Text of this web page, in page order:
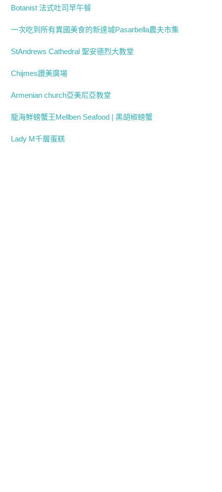
Botanist 法式吐司早午餐
一次吃到所有異國美食的新達城Pasarbella農夫市集
StAndrews Cathedral 聖安德烈大教堂
Chijmes讚美廣場
Armenian church亞美尼亞教堂
龍海鮮螃蟹王Mellben Seafood | 黑胡椒螃蟹
Lady M千層蛋糕